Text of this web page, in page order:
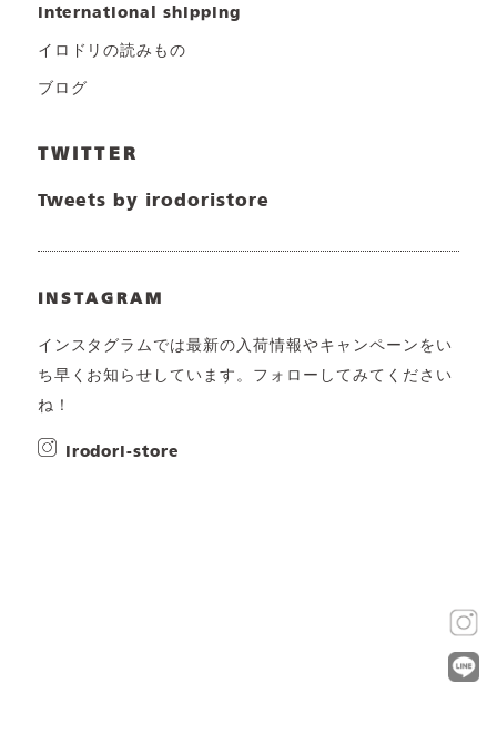
international shipping
イロドリの読みもの
ブログ
TWITTER
Tweets by irodoristore
INSTAGRAM
インスタグラムでは最新の入荷情報やキャンペーンをい
ち早くお知らせしています。フォローしてみてください
ね！
irodori-store